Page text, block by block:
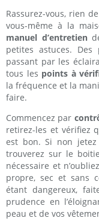
Rassurez-vous, rien
vous-même à la
manuel d’entretien
petites astuces. Des
passant par les
tous les points à
la fréquence et la
faire.
Commencez par
retirez-les et vérifiez
est bon. Si non
trouverez sur le
nécessaire et
propre, sec et sans
étant dangereux,
prudence en
peau et de vos